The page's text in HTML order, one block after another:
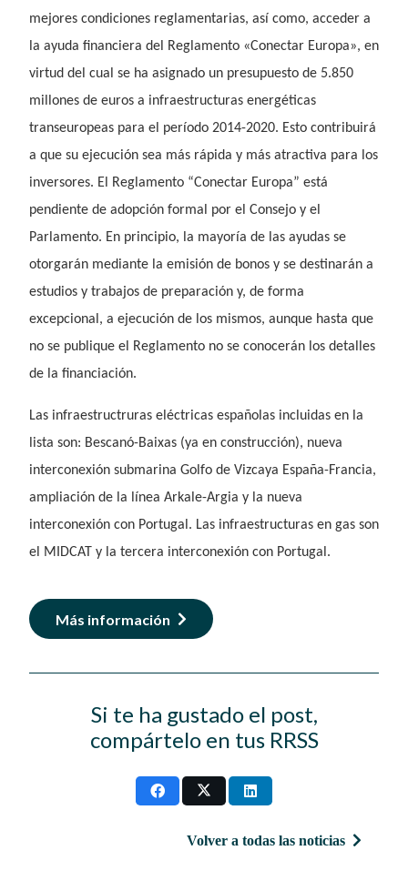
mejores condiciones reglamentarias, así como, acceder a
la ayuda financiera del Reglamento «Conectar Europa», en
virtud del cual se ha asignado un presupuesto de 5.850
millones de euros a infraestructuras energéticas
transeuropeas para el período 2014-2020. Esto contribuirá
a que su ejecución sea más rápida y más atractiva para los
inversores. El Reglamento “Conectar Europa” está
pendiente de adopción formal por el Consejo y el
Parlamento. En principio, la mayoría de las ayudas se
otorgarán mediante la emisión de bonos y se destinarán a
estudios y trabajos de preparación y, de forma
excepcional, a ejecución de los mismos, aunque hasta que
no se publique el Reglamento no se conocerán los detalles
de la financiación.
Las infraestructruras eléctricas españolas incluidas en la
lista son: Bescanó-Baixas (ya en construcción), nueva
interconexión submarina Golfo de Vizcaya España-Francia,
ampliación de la línea Arkale-Argia y la nueva
interconexión con Portugal. Las infraestructuras en gas son
el MIDCAT y la tercera interconexión con Portugal.
Más información
Si te ha gustado el post,
compártelo en tus RRSS
Volver a todas las noticias